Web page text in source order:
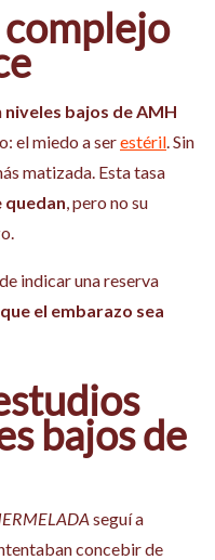
complejo
niveles bajos de AMH
el miedo a serestéril . Sin
matizada. Esta tasa
quedan , pero no su
indicar una reserva
el embarazo sea
bajos de
seguí a
concebir de